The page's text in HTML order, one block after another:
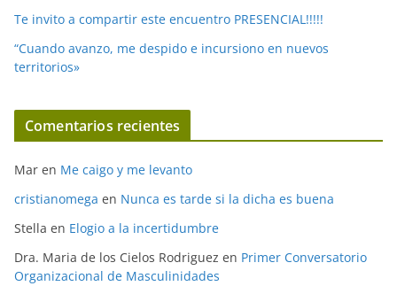
Te invito a compartir este encuentro PRESENCIAL!!!!!
“Cuando avanzo, me despido e incursiono en nuevos
territorios»
Comentarios recientes
Mar en Me caigo y me levanto
cristianomega en Nunca es tarde si la dicha es buena
Stella en Elogio a la incertidumbre
Dra. Maria de los Cielos Rodriguez en Primer Conversatorio
Organizacional de Masculinidades